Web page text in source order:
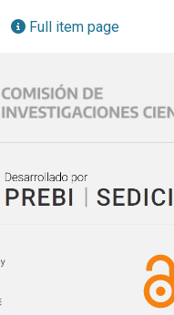
Full item page